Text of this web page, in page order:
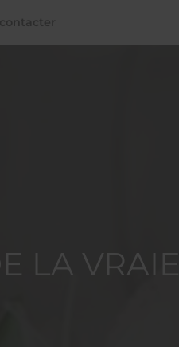
LA VRAIE